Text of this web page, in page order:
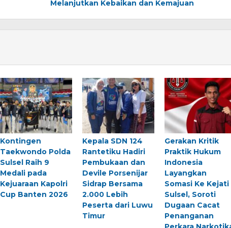
Melanjutkan Kebaikan dan Kemajuan
Kontingen
Taekwondo Polda
Sulsel Raih 9
Medali pada
Kejuaraan Kapolri
Cup Banten 2026
Kepala SDN 124
Rantetiku Hadiri
Pembukaan dan
Devile Porsenijar
Sidrap Bersama
2.000 Lebih
Peserta dari Luwu
Timur
Gerakan Kritik
Praktik Hukum
Indonesia
Layangkan
Somasi Ke Kejati
Sulsel, Soroti
Dugaan Cacat
Penanganan